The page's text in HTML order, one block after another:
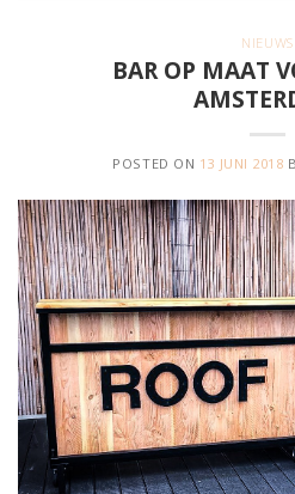
NIEUWS
BAR OP MAAT
POSTED ON 13 JUNI 2018